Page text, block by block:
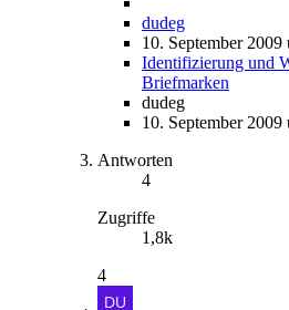
dudeg
10. September 2009
Identifizierung und
Briefmarken
dudeg
10. September 2009
Antworten
4
Zugriffe
1,8k
4